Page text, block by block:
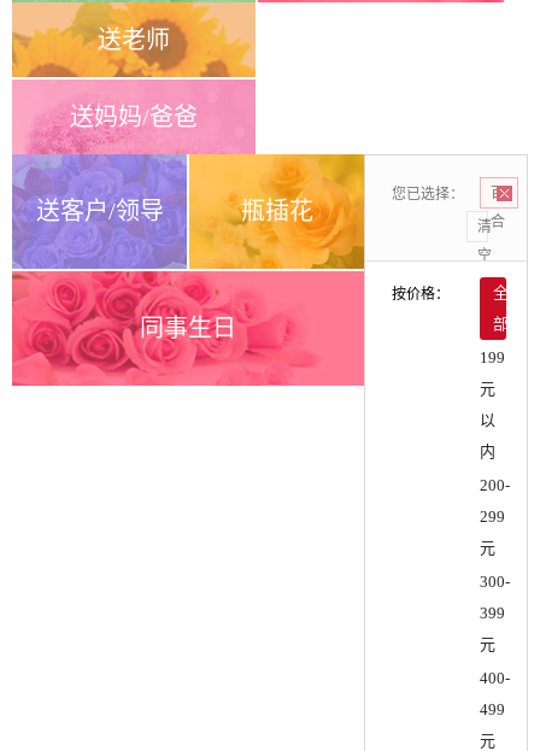
送老师
送妈妈/爸爸
送客户/领导 瓶插花
同事生日
您已选择：
百
合
清
空
按价格：
全
部
199
元
以
内
200-
299
元
300-
399
元
400-
499
元